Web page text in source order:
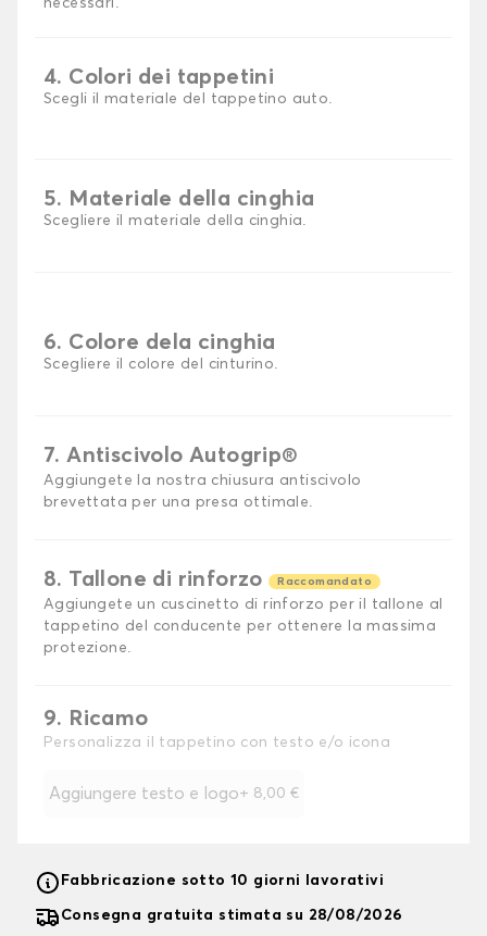
necessari.
4. Colori dei tappetini
Scegli il materiale del tappetino auto.
5. Materiale della cinghia
Scegliere il materiale della cinghia.
6. Colore dela cinghia
Scegliere il colore del cinturino.
7. Antiscivolo Autogrip®
Aggiungete la nostra chiusura antiscivolo
brevettata per una presa ottimale.
8. Tallone di rinforzo Raccomandato
Aggiungete un cuscinetto di rinforzo per il tallone al
tappetino del conducente per ottenere la massima
protezione.
9. Ricamo
Personalizza il tappetino con testo e/o icona
Aggiungere testo e logo+ 8,00 €
Fabbricazione sotto 10 giorni lavorativi
Consegna gratuita stimata su 28/08/2026